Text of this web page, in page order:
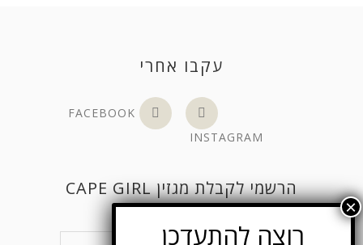
עקבו אחרי
FACEBOOK
INSTAGRAM
הרשמי לקבלת מגזין CAPE GIRL